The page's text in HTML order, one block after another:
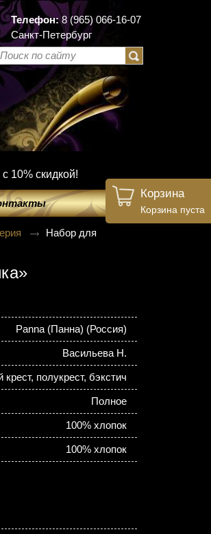
Телефон:8 (965) 066-16-07
Санкт-Петербург
10% скидкой!
Корзина
Корзина пуста
Набор для
Panna (Панна) (Россия)
Васильева Н.
полукрест, бэкстич
Полное
100% хлопок
100% хлопок